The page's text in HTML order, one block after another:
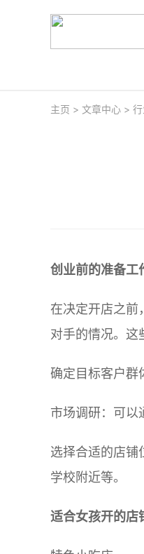
主页 > 文章中心 >
创业前的准备工
在决定开店之前
对手的情况。这
确定目标客户群
市场调研：可以
选择合适的店铺
学校附近等。
适合女孩开的店